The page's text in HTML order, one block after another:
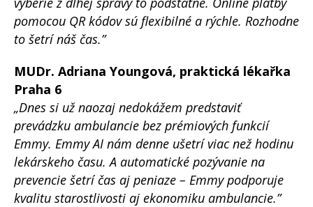
pomocou QR kódov sú flexibilné a rýchle. Rozhodne
to šetrí náš čas.”
MUDr. Adriana Youngová, praktická lékařka
Praha 6
„Dnes si už naozaj nedokážem predstaviť
prevádzku ambulancie bez prémiových funkcií
Emmy. Emmy AI nám denne ušetrí viac než hodinu
lekárskeho času. A automatické pozývanie na
prevencie šetrí čas aj peniaze – Emmy podporuje
kvalitu starostlivosti aj ekonomiku ambulancie.”